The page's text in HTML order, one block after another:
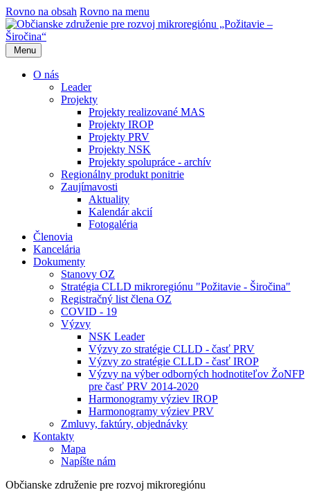
Rovno na obsah Rovno na menu
Menu
O nás
Leader
Projekty
Projekty realizované MAS
Projekty IROP
Projekty PRV
Projekty NSK
Projekty spolupráce - archív
Regionálny produkt ponitrie
Zaujímavosti
Aktuality
Kalendár akcií
Fotogaléria
Členovia
Kancelária
Dokumenty
Stanovy OZ
Stratégia CLLD mikroregiónu "Požitavie - Širočina"
Registračný list člena OZ
COVID - 19
Výzvy
NSK Leader
Výzvy zo stratégie CLLD - časť PRV
Výzvy zo stratégie CLLD - časť IROP
Výzvy na výber odborných hodnotiteľov ŽoNFP
pre časť PRV 2014-2020
Harmonogramy výziev IROP
Harmonogramy výziev PRV
Zmluvy, faktúry, objednávky
Kontakty
Mapa
Napíšte nám
Občianske združenie pre rozvoj mikroregiónu